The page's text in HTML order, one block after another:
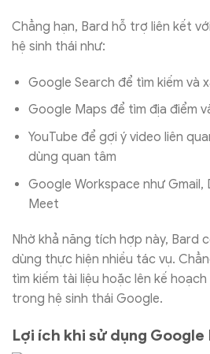
Chẳng hạn, Bard hỗ trợ liên kết
hệ sinh thái như:
Google Search để tìm kiếm và
Google Maps để tìm địa điểm
YouTube để gợi ý video liên
dùng quan tâm
Google Workspace như Gmail,
Meet
Nhờ khả năng tích hợp này, Bard
dùng thực hiện nhiều tác vụ.
tìm kiếm tài liệu hoặc lên kế
trong hệ sinh thái Google.
Lợi ích khi sử dụng Google